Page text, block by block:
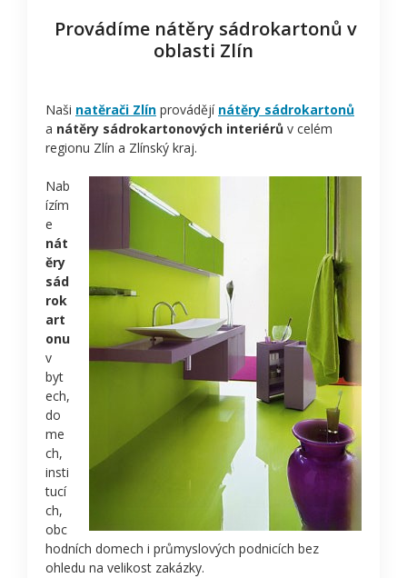
Provádíme nátěry sádrokartonů v
oblasti Zlín
Naši natěrači Zlín provádějí nátěry sádrokartonů
a nátěry sádrokartonových interiérů v celém
regionu Zlín a Zlínský kraj.
Nab
ízím
e
nát
ěry
sád
rok
art
onu
v
byt
ech,
do
me
ch,
insti
tucí
ch,
obc
hodních domech i průmyslových podnicích bez
ohledu na velikost zakázky.